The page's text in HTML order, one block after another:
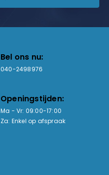
Bel ons nu:
040-2498976
Openingstijden:
Ma - Vr: 09:00-17:00
Za: Enkel op afspraak